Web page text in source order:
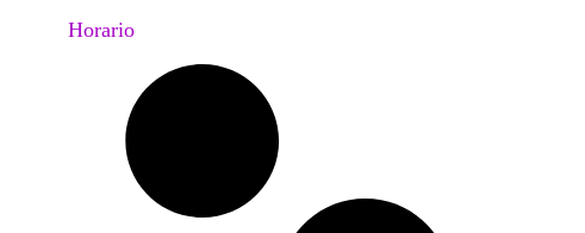
Horario